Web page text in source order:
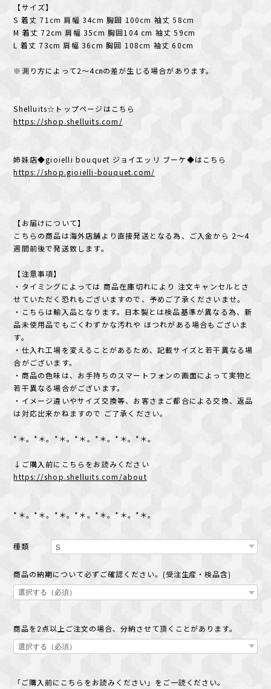
【サイズ】
S 着丈 71cm 肩幅 34cm 胸囲 100cm 袖丈 58cm
M 着丈 72cm 肩幅 35cm 胸囲104 cm 袖丈 59cm
L 着丈 73cm 肩幅 36cm 胸囲 108cm 袖丈 60cm
※測り方によって2〜4㎝の差が生じる場合があります。
Shelluits☆トップページはこちら
https://shop.shelluits.com/
姉妹店◆gioielli bouquet ジョイエッリ ブーケ◆はこちら
https://shop.gioielli-bouquet.com/
【お届けについて】
こちらの商品は海外店舗より直接発送となる為、ご入金から 2〜4
週間前後で発送致します。
【注意事項】
・タイミングによっては 商品在庫切れにより 注文キャンセルとさ
せていただく恐れもございますので、予めご了承くださいませ。
・こちらは輸入品となります。日本製とは検品基準が異なる為、新
品未使用品でもごくわずかな汚れや ほつれがある場合もございま
す。
・仕入れ工場を変えることがあるため、記載サイズと若干異なる場
合がございます。
・商品の色味は、お手持ちのスマートフォンの画面によって実物と
若干異なる場合がございます。
・イメージ違いやサイズ交換等、お客さまご都合による交換、返品
は対応出来かねますので ご了承ください。
*＊。*＊。*＊。*＊。*＊。*＊。*＊。
↓ご購入前にこちらをお読みください
https://shop.shelluits.com/about
*＊。*＊。*＊。*＊。*＊。*＊。*＊。
種類
商品の納期について必ずご確認ください。(受注生産・検品含)
商品を2点以上ご注文の場合、分納させて頂くことがあります。
「ご購入前にこちらをお読みください」をご一読ください。